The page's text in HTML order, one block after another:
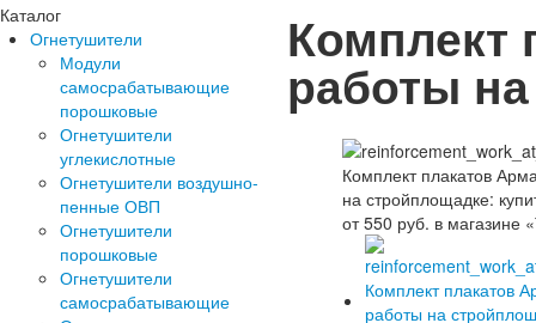
Каталог
Огнетушители
Модули
самосрабатывающие
порошковые
Огнетушители
углекислотные
Огнетушители воздушно-
пенные ОВП
Огнетушители
порошковые
Огнетушители
самосрабатывающие
Комплект
работы